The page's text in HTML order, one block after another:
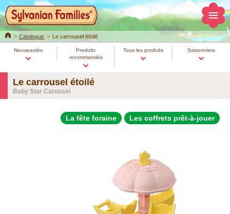
HomeCatalogue Le carrousel étoilé
Nouveautés
Produits
recommandés
Tous les produits Saisonniers
Le carrousel étoilé
Baby Star Carousel
La fête foraine Les coffrets prêt-à-jouer